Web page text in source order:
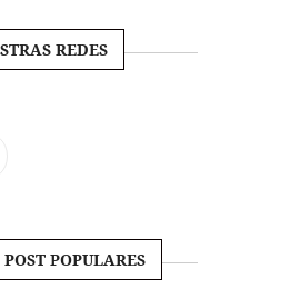
REDES
POPULARES